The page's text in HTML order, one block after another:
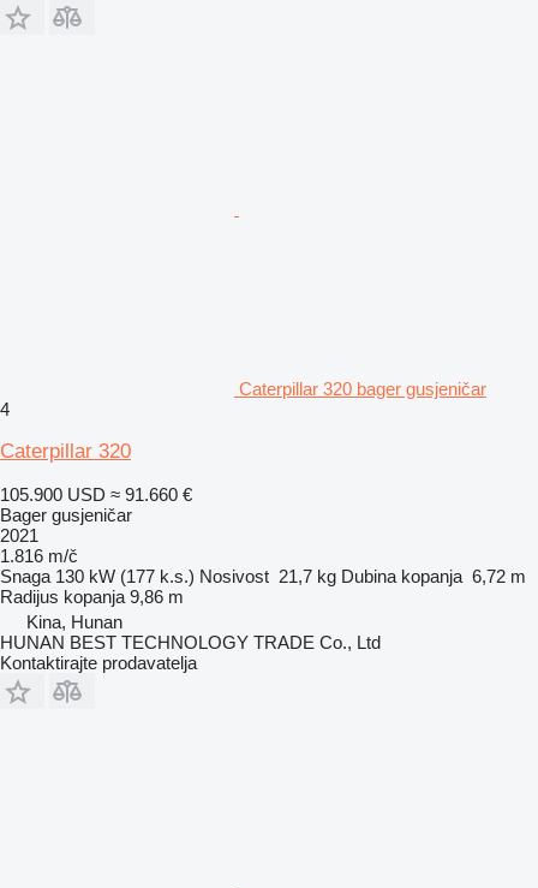
Caterpillar 320 bager gusjeničar
4
Caterpillar 320
105.900 USD ≈ 91.660 €
Bager gusjeničar
2021
1.816 m/č
Snaga 130 kW (177 k.s.) Nosivost 21,7 kg Dubina kopanja 6,72 m
Radijus kopanja 9,86 m
Kina, Hunan
HUNAN BEST TECHNOLOGY TRADE Co., Ltd
Kontaktirajte prodavatelja